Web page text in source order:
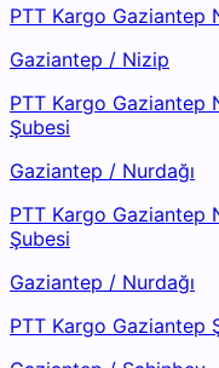
PTT Kargo Gaziantep
Gaziantep / Nizip
PTT Kargo Gaziantep
Şubesi
Gaziantep / Nurdağı
PTT Kargo Gaziantep
Şubesi
Gaziantep / Nurdağı
PTT Kargo Gaziantep